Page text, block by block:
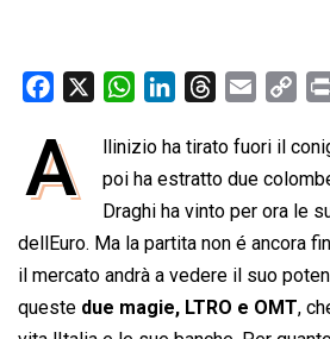
c
e
o
o
k
W
a
t
s
A
p
p
n
k
e
d
I
r
e
a
d
s
a
i
l
p
y
L
i
n
A llinizio ha tirato fuori il
poi ha estratto due
Draghi ha vinto per ora le
dellEuro. Ma la partita non é ancora
il mercato andrà a vedere il suo
queste due magie, LTRO e OMT,